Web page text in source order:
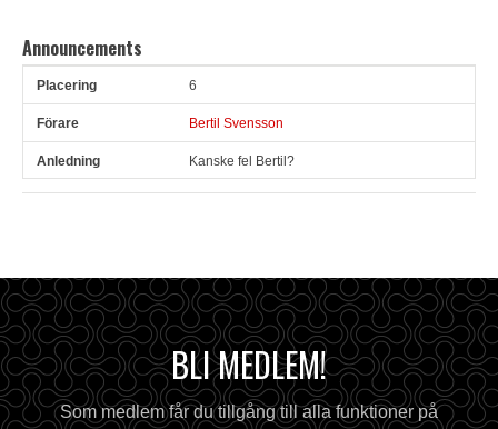
Announcements
Pl Förare Anledning
6
Bertil Svensson
Kanske fel Bertil?
BLI MEDLEM!
Som medlem får du tillgång till alla funktioner på